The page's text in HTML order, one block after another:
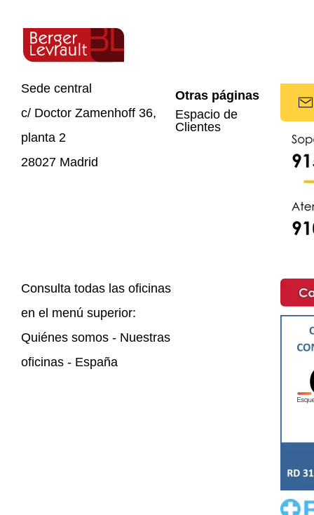
Sede central
c/ Doctor Zamenhoff 36,
planta 2
28027 Madrid
Consulta todas las oficinas
en el menú superior:
Quiénes somos - Nuestras
oficinas - España
Otras páginas
Espacio de
Clientes